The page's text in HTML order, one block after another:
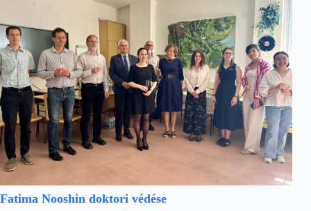
Fatima Nooshin doktori védése